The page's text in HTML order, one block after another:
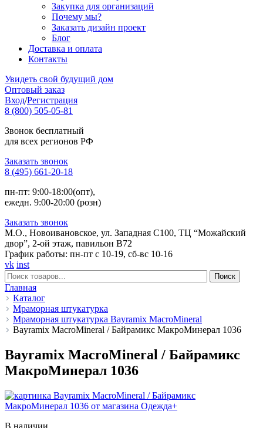
Закупка для организаций
Почему мы?
Заказать дизайн проект
Блог
Доставка и оплата
Контакты
Увидеть свой будущий дом
Оптовый заказ
Вход/Регистрация
8 (800) 505-05-81
Звонок бесплатный
для всех регионов РФ
Заказать звонок
8 (495) 661-20-18
пн-пт: 9:00-18:00(опт),
ежедн. 9:00-20:00 (розн)
Заказать звонок
М.О., Новоивановское, ул. Западная С100, ТЦ “Можайский
двор”, 2-ой этаж, павильон В72
График работы: пн-пт с 10-19, сб-вс 10-16
vk inst
Поиск
Главная
Каталог
Мраморная штукатурка
Мраморная штукатурка Bayramix MacroMineral
Bayramix MacroMineral / Байрамикс МакроМинерал 1036
Bayramix MacroMineral / Байрамикс
МакроМинерал 1036
В наличии